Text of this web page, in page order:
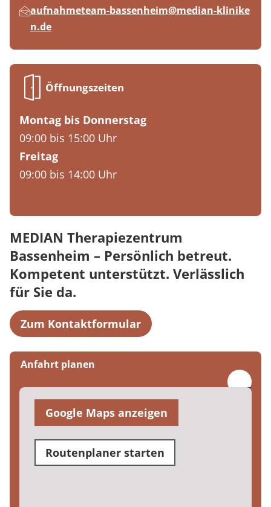
aufnahmeteam-bassenheim@median-klinike
n.de
Öffnungszeiten
Montag bis Donnerstag
09:00 bis 15:00 Uhr
Freitag
09:00 bis 14:00 Uhr
MEDIAN Therapiezentrum
Bassenheim – Persönlich betreut.
Kompetent unterstützt. Verlässlich
für Sie da.
Zum Kontaktformular
Anfahrt planen
Google Maps anzeigen
Routenplaner starten